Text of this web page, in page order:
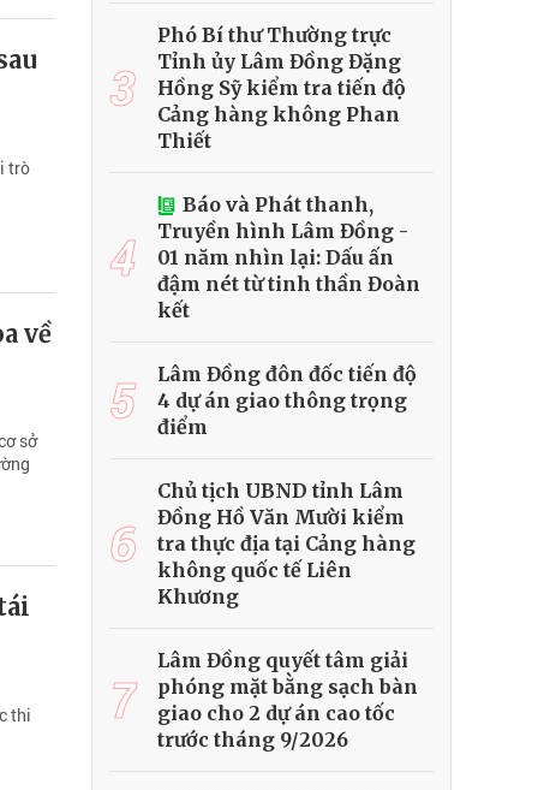
trò
về
sở
thi
3
Phó Bí thư Thường trực
Tỉnh ủy Lâm Đồng Đặng
Hồng Sỹ kiểm tra tiến độ
Cảng hàng không Phan
Thiết
4
Báo và Phát thanh,
Truyền hình Lâm Đồng -
01 năm nhìn lại: Dấu ấn
đậm nét từ tinh thần Đoàn
kết
5
Lâm Đồng đôn đốc tiến độ
4 dự án giao thông trọng
điểm
6
Chủ tịch UBND tỉnh Lâm
Đồng Hồ Văn Mười kiểm
tra thực địa tại Cảng hàng
không quốc tế Liên
Khương
7
Lâm Đồng quyết tâm giải
phóng mặt bằng sạch bàn
giao cho 2 dự án cao tốc
trước tháng 9/2026